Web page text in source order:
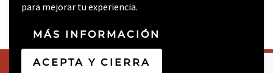
para mejorar tu experiencia.
MÁS INFORMACIÓN
ACEPTA Y CIERRA